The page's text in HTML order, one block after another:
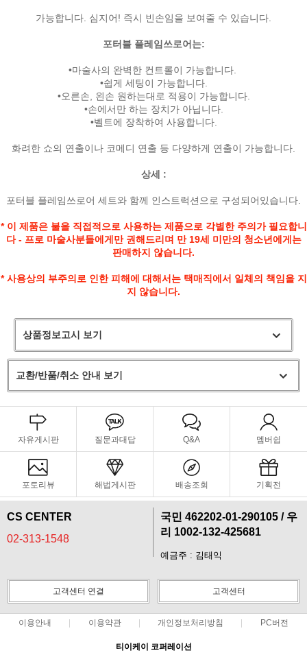
페이코 라이
가능합니다. 심지어! 즉시 빈손임을 보여줄 수 있습니다.
포터블 플레임쓰로어는:
•마술사의 완벽한 컨트롤이 가능합니다.
•쉽게 세팅이 가능합니다.
•오른손, 왼손 원하는대로 적용이 가능합니다.
•손에서만 하는 장치가 아닙니다.
•벨트에 장착하여 사용합니다.
화려한 쇼의 연출이나 코메디 연출 등 다양하게 연출이 가능합니다.
상세 :
포터블 플레임쓰로어 세트와 함께 인스트럭션으로 구성되어있습니다.
* 이 제품은 불을 직접적으로 사용하는 제품으로 각별한 주의가 필요합니
다 - 프로 마술사분들에게만 권해드리며 만 19세 미만의 청소년에게는
판매하지 않습니다.
* 사용상의 부주의로 인한 피해에 대해서는 택매직에서 일체의 책임을 지
지 않습니다.
상품정보고시 보기
교환/반품/취소 안내 보기
자유게시판 질문과대답 Q&A 멤버쉽
포토리뷰 해법게시판 배송조회 기획전
CS CENTER
02-313-1548
국민 462202-01-290105 / 우
리 1002-132-425681
예금주 : 김태익
고객센터 연결 고객센터
이용안내 이용약관 개인정보처리방침 PC버전
티이케이 코퍼레이션